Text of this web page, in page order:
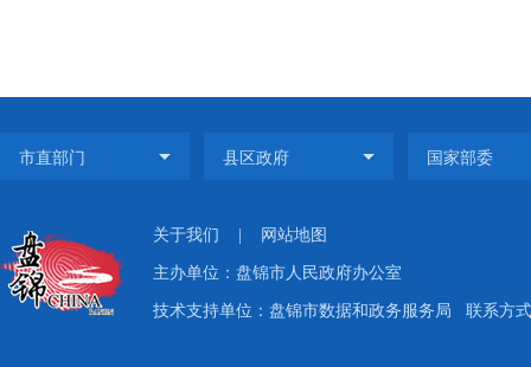
关于我们 网站地图
主办单位：盘锦市人民政府办公室
技术支持单位：盘锦市数据和政务服务局 联系方